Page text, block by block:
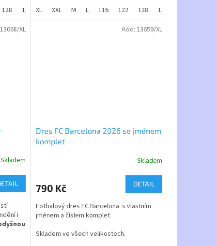
128 134 140 146 152 158 164
Materiál:
100% polyester
Gramáž: 145g/m2
XL XXL M L 116 122 128 134
Skladem
i
13068/XL
Dres FC Barcelona 2026 se jménem
komplet
je
z
5
Skladem
790 Kč DETAIL
Fotbalový dres FC Barcelona s vlastním
jménem a číslem komplet
Skladem ve všech velikostech.
Kód: 13659/XL